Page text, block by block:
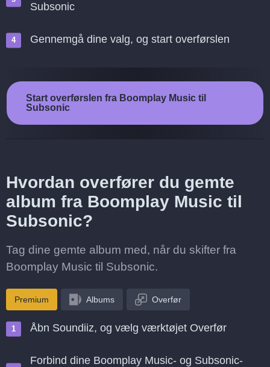
Subsonic
Gennemgå dine valg, og start overførslen
Start overførslen fra Boomplay Music til
Subsonic
Hvordan overfører du gemte
album fra Boomplay Music til
Subsonic?
Tag dine gemte album med, når du skifter fra
Boomplay Music til Subsonic.
Premium Albums Overfør
Åbn Soundiiz, og vælg værktøjet Overfør
Forbind dine Boomplay Music- og Subsonic-